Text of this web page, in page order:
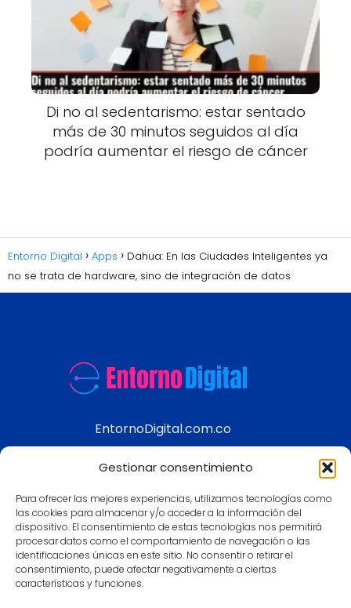
Gestionar consentimiento
Para ofrecer las mejores experiencias, utilizamos tecnologías como
las cookies para almacenar y/o acceder a la información del
dispositivo. El consentimiento de estas tecnologías nos permitirá
procesar datos como el comportamiento de navegación o las
identificaciones únicas en este sitio. No consentir o retirar el
consentimiento, puede afectar negativamente a ciertas
características y funciones.
Di no al sedentarismo: estar sentado
más de 30 minutos seguidos al día
podría aumentar el riesgo de cáncer
Entorno Digital Apps
Dahua: En las Ciudades Inteligentes ya
no se trata de hardware, sino de integración de datos
EntornoDigital.com.co
modernos
Aviso legal
Política de Privacidad
Política de Cookies
Contacto